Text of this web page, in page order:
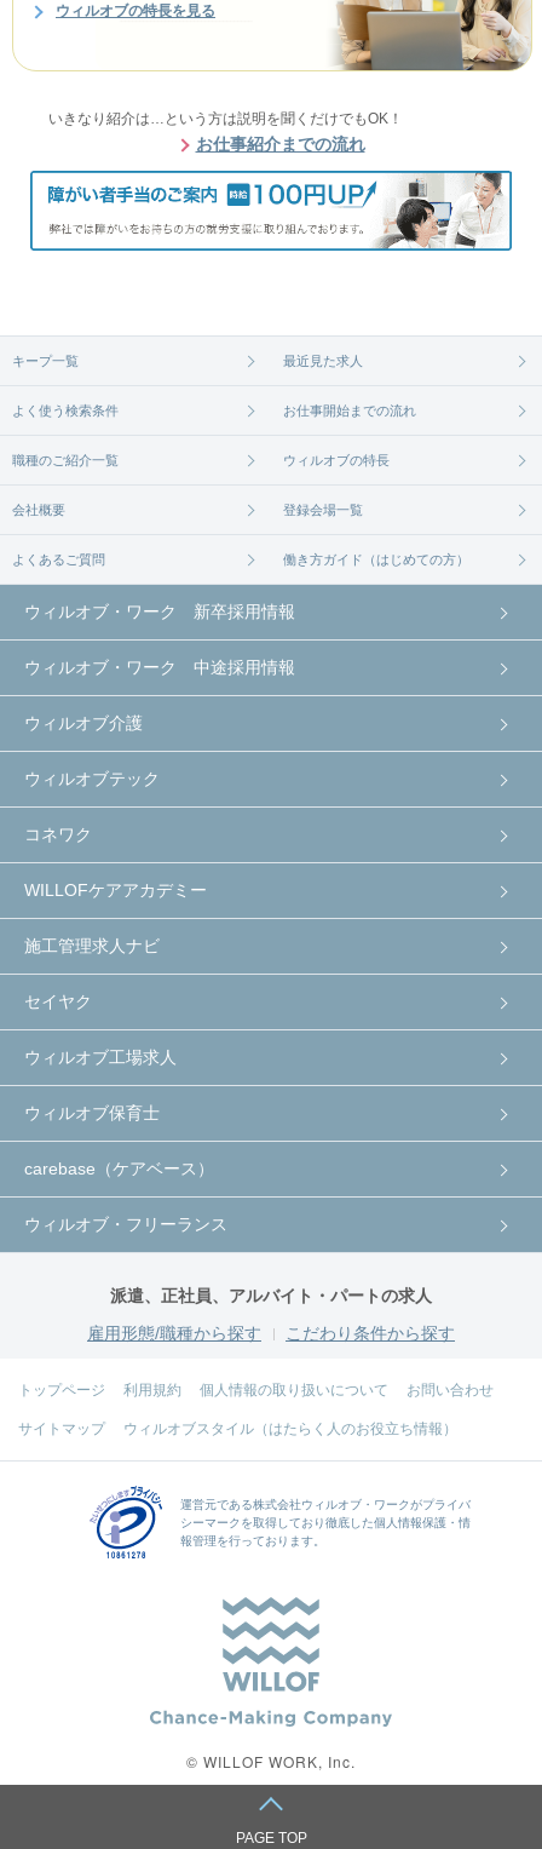
ウィルオブの特長を見る
いきなり紹介は…という方は説明を聞くだけでもOK！
お仕事紹介までの流れ
キープ一覧 最近見た求人
よく使う検索条件 お仕事開始までの流れ
職種のご紹介一覧 ウィルオブの特長
会社概要 登録会場一覧
よくあるご質問 働き方ガイド（はじめての方）
ウィルオブ・ワーク 新卒採用情報
ウィルオブ・ワーク 中途採用情報
ウィルオブ介護
ウィルオブテック
コネワク
WILLOFケアアカデミー
施工管理求人ナビ
セイヤク
ウィルオブ工場求人
ウィルオブ保育士
carebase（ケアベース）
ウィルオブ・フリーランス
派遣、正社員、アルバイト・パートの求人
雇用形態/職種から探す
こだわり条件から探す
トップページ 利用規約 個人情報の取り扱いについて お問い合わせ
サイトマップ ウィルオブスタイル（はたらく人のお役立ち情報）
運営元である株式会社ウィルオブ・ワークがプライバ
シーマークを取得しており徹底した個人情報保護・情
報管理を行っております。
© WILLOF WORK, Inc.
PAGE TOP